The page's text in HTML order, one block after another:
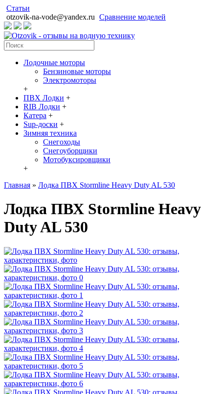
Статьи
otzovik-na-vode@yandex.ru Сравнение моделей
Лодочные моторы
Бензиновые моторы
Электромоторы
+
ПВХ Лодки +
RIB Лодки +
Катера +
Sup-доски +
Зимняя техника
Снегоходы
Cнегоуборщики
Мотобуксировщики
+
Главная » Лодка ПВХ Stormline Heavy Duty AL 530
Лодка ПВХ Stormline Heavy
Duty AL 530